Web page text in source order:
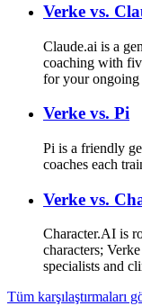
Verke vs.
Claude.ai is a
coaching with
for your
Verke vs. Pi
Pi is a friendly
coaches each
Verke vs.
Character.AI is
characters;
specialists and
Tüm karşılaştırmaları